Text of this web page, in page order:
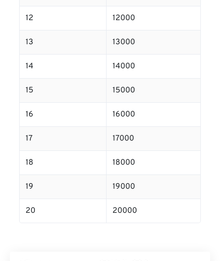
12 12000
13 13000
14 14000
15 15000
16 16000
17 17000
18 18000
19 19000
20 20000